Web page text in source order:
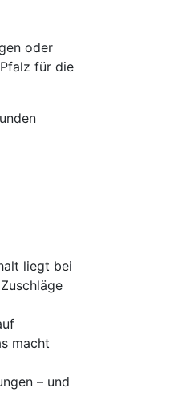
oder
für die
liegt bei
macht
– und